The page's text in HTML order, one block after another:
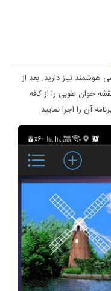
نیاز دارید. بعد از
خوان طوبی را از کافه
آن را اجرا نمایید.